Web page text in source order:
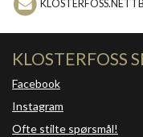
KLOSTERFOSS
Facebook
Instagram
Ofte stilte spørsmål!